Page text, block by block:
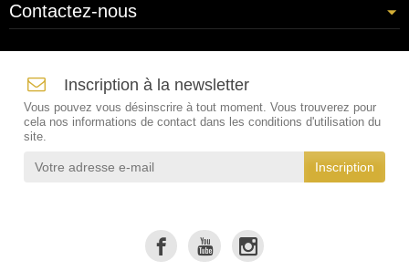
Contactez-nous
Inscription à la newsletter
Vous pouvez vous désinscrire à tout moment. Vous trouverez pour
cela nos informations de contact dans les conditions d'utilisation du
site.